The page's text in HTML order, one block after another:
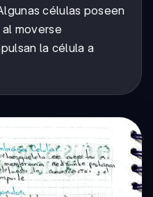
células poseen
moverse
la célula a